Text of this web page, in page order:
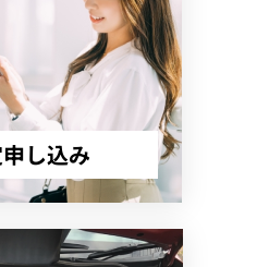
し込み